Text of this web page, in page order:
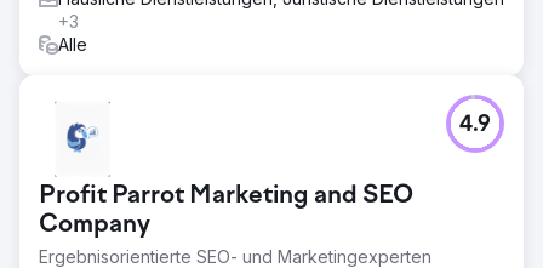
+3
Alle
Profit Parrot Marketing and SEO
Company
Ergebnisorientierte SEO- und Marketingexperten
4.9